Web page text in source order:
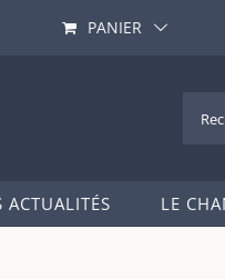
PANIER
ACTUALITÉS LE